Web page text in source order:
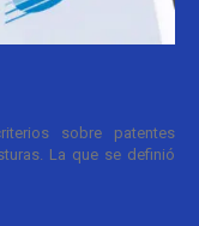
sobre patentes
La que se definió